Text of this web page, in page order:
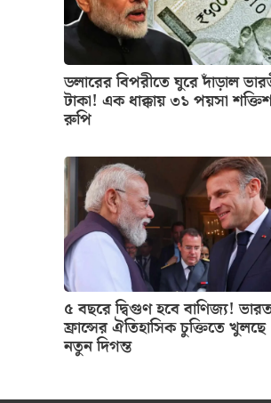
ডলারের বিপরীতে ঘুরে দাঁড়াল
টাকা! এক ধাক্কায় ৩১ পয়সা
রুপি
৫ বছরে দ্বিগুণ হবে বাণিজ্য!
ফ্রান্সের ঐতিহাসিক চুক্তিতে খুলছে
নতুন দিগন্ত